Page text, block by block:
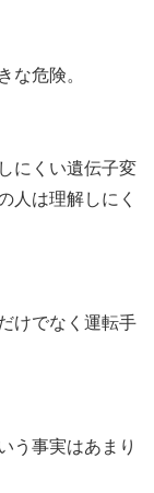
な危険。
にくい遺伝子変
人は理解しにく
けでなく運転手
う事実はあまり